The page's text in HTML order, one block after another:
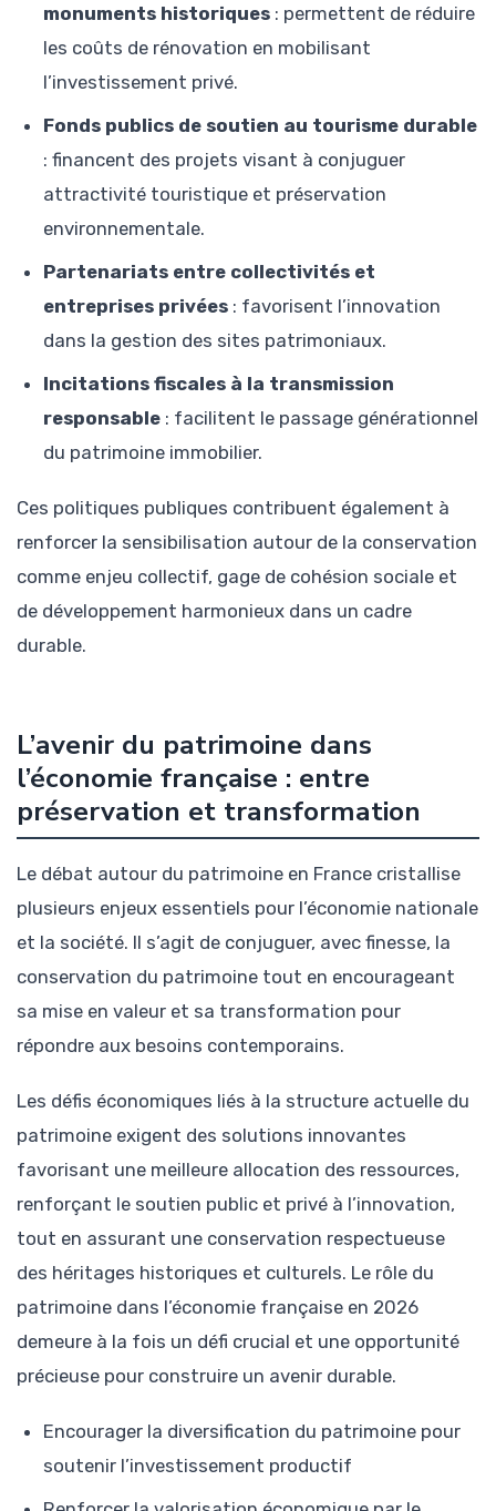
monuments historiques : permettent de réduire
les coûts de rénovation en mobilisant
l’investissement privé.
Fonds publics de soutien au tourisme durable
: financent des projets visant à conjuguer
attractivité touristique et préservation
environnementale.
Partenariats entre collectivités et
entreprises privées : favorisent l’innovation
dans la gestion des sites patrimoniaux.
Incitations fiscales à la transmission
responsable : facilitent le passage générationnel
du patrimoine immobilier.
Ces politiques publiques contribuent également à
renforcer la sensibilisation autour de la conservation
comme enjeu collectif, gage de cohésion sociale et
de développement harmonieux dans un cadre
durable.
L’avenir du patrimoine dans
l’économie française : entre
préservation et transformation
Le débat autour du patrimoine en France cristallise
plusieurs enjeux essentiels pour l’économie nationale
et la société. Il s’agit de conjuguer, avec finesse, la
conservation du patrimoine tout en encourageant
sa mise en valeur et sa transformation pour
répondre aux besoins contemporains.
Les défis économiques liés à la structure actuelle du
patrimoine exigent des solutions innovantes
favorisant une meilleure allocation des ressources,
renforçant le soutien public et privé à l’innovation,
tout en assurant une conservation respectueuse
des héritages historiques et culturels. Le rôle du
patrimoine dans l’économie française en 2026
demeure à la fois un défi crucial et une opportunité
précieuse pour construire un avenir durable.
Encourager la diversification du patrimoine pour
soutenir l’investissement productif